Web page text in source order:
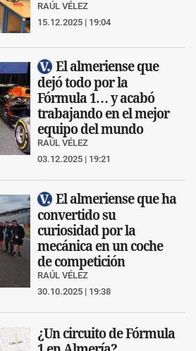
RAÚL VÉLEZ
15.12.2025 | 19:04
El almeriense que
dejó todo por la
Fórmula 1… y acabó
trabajando en el mejor
equipo del mundo
RAÚL VÉLEZ
03.12.2025 | 19:21
El almeriense que ha
convertido su
curiosidad por la
mecánica en un coche
de competición
RAÚL VÉLEZ
30.10.2025 | 19:38
¿Un circuito de Fórmula